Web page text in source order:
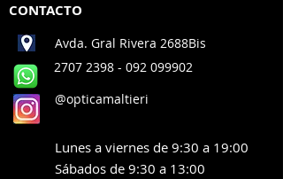
CONTACTO
Avda. Gral Rivera 2688Bis
2707 2398 - 092 099902
@opticamaltieri
Lunes a viernes de 9:30 a 19:00
Sábados de 9:30 a 13:00